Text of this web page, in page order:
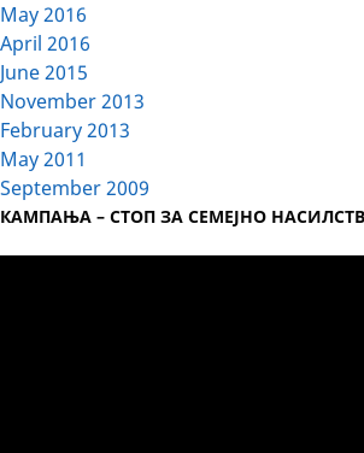
May 2016
April 2016
June 2015
November 2013
February 2013
May 2011
September 2009
КАМПАЊА – СТОП ЗА СЕМЕЈНО